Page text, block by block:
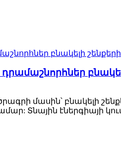
մասին՝ բնակելի
Տնային էներգիայի